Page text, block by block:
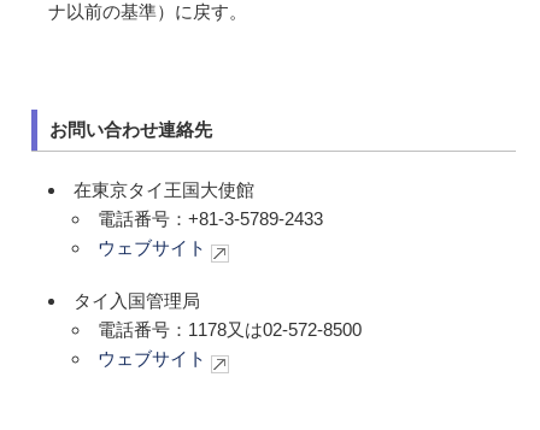
ナ以前の基準）に戻す。
お問い合わせ連絡先
在東京タイ王国大使館
電話番号：+81-3-5789-2433
ウェブサイト
タイ入国管理局
電話番号：1178又は02-572-8500
ウェブサイト